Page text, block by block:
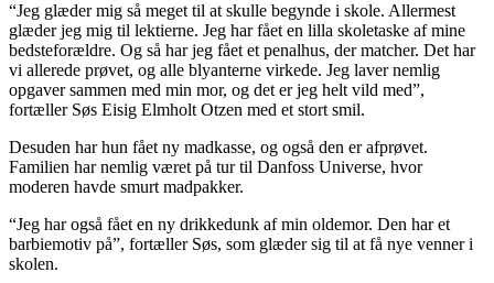
“Jeg glæder mig så meget til at skulle begynde i skole. Allermest
glæder jeg mig til lektierne. Jeg har fået en lilla skoletaske af mine
bedsteforældre. Og så har jeg fået et penalhus, der matcher. Det har
vi allerede prøvet, og alle blyanterne virkede. Jeg laver nemlig
opgaver sammen med min mor, og det er jeg helt vild med”,
fortæller Søs Eisig Elmholt Otzen med et stort smil.
Desuden har hun fået ny madkasse, og også den er afprøvet.
Familien har nemlig været på tur til Danfoss Universe, hvor
moderen havde smurt madpakker.
“Jeg har også fået en ny drikkedunk af min oldemor. Den har et
barbie­motiv på”, fortæller Søs, som glæder sig til at få nye venner i
skolen.